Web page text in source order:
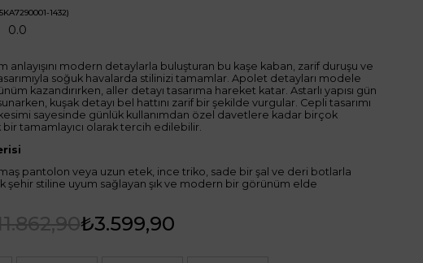
1432)
0.0
anlayışını modern detaylarla buluşturan bu kaşe kaban, zarif duruşu ve
soğuk havalarda stilinizi tamamlar. Apolet detayları modele
kazandırırken, aller detayı tasarıma hareket katar. Astarlı yapısı gün
kuşak detayı bel hattını zarif bir şekilde vurgular. Cepli tasarımı
sayesinde günlük kullanımdan özel davetlere kadar birçok
bir tamamlayıcı olarak tercih edilebilir.
pantolon veya uzun etek, ince triko, sade bir şal ve deri botlarla
şehir stiline uyum sağlayan şık ve modern bir görünüm elde
₺3.599,90